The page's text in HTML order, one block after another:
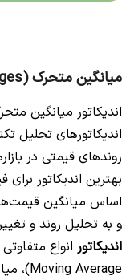
میانگین متحرک (Moving Averages)
اندیکاتورهای تحلیل
روندهای قیمتی در
بهترین اندیکاتور
اساس میانگین
و به تحلیل روند و
اندیکاتور